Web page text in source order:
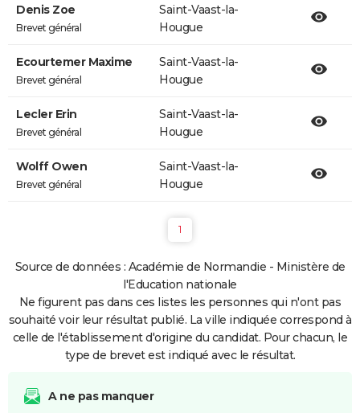
Denis Zoe
Brevet général
Saint-Vaast-la-
Hougue
Ecourtemer Maxime
Brevet général
Saint-Vaast-la-
Hougue
Lecler Erin
Brevet général
Saint-Vaast-la-
Hougue
Wolff Owen
Brevet général
Saint-Vaast-la-
Hougue
1
Source de données : Académie de Normandie - Ministère de
l'Education nationale
Ne figurent pas dans ces listes les personnes qui n'ont pas
souhaité voir leur résultat publié. La ville indiquée correspond à
celle de l'établissement d'origine du candidat. Pour chacun, le
type de brevet est indiqué avec le résultat.
A ne pas manquer